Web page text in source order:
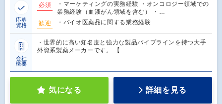
応募
資格
必須
・マーケティングの実務経験 ・オンコロジー領域での
業務経験（血液がん領域を含む） ・…
歓迎
・バイオ医薬品に関する業務経験
会社
概要
・世界的に高い知名度と強力な製品パイプラインを持つ大手
外資系製薬メーカーです。 【…
気になる 詳細を見る